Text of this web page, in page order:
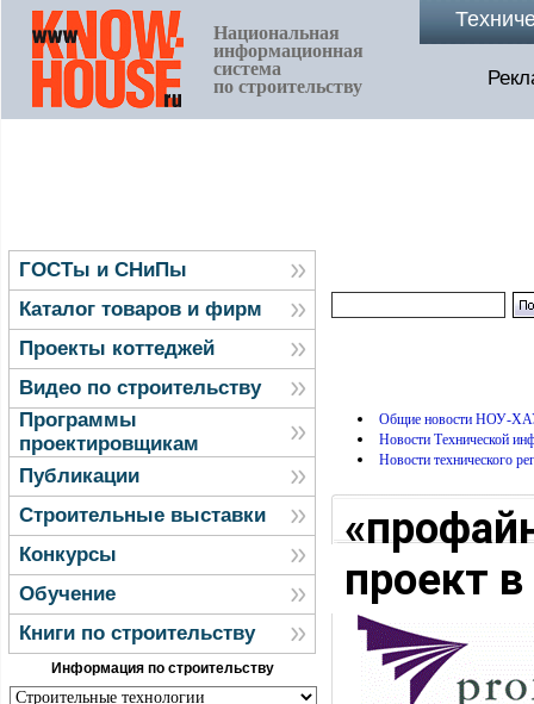
Национальная
информационная
система
по строительству
ГОСТы и СНиПы
Каталог товаров и фирм
Проекты коттеджей
Видео по строительству
Программы
проектировщикам
Публикации
Строительные выставки
Конкурсы
Обучение
Книги по строительству
Информация по строительству
Общие новости НОУ-
Новости Технической
Новости технического
проект